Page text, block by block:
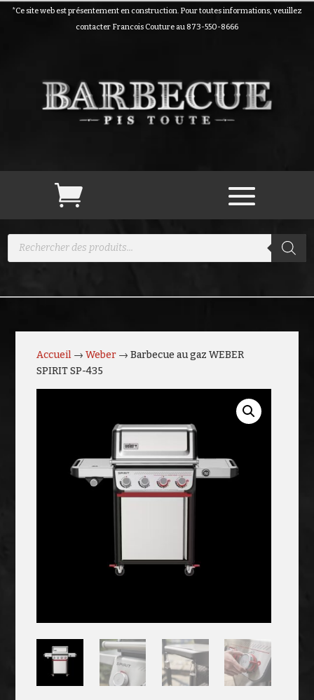
*Ce site web est présentement en construction. Pour toutes informations, veuillez
contacter Francois Couture au 873-550-8666
Recherche
Accueil →Weber → Barbecue au gaz WEBER
SPIRIT SP-435